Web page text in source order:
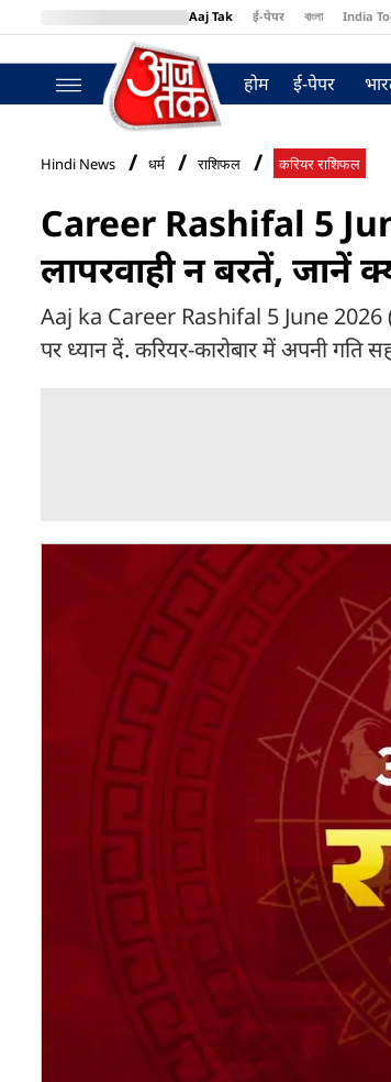
Aaj Tak ई-पेपर বাংলা India
BT Bazaar
होम ई-पेपर
Hindi News धर्म राशिफल करियर राशिफल
Career Rashifal 5
लापरवाही न बरतें, जानें
Aaj ka Career Rashifal 5 June 2026
पर ध्यान दें. करियर-कारोबार में अपनी